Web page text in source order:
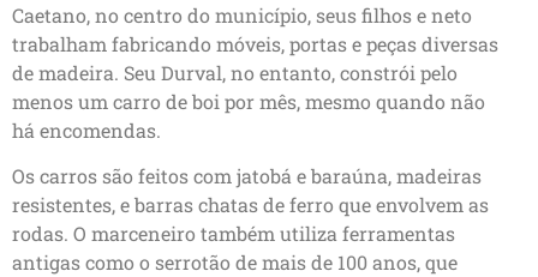
Caetano, no centro do município, seus filhos e neto
trabalham fabricando móveis, portas e peças diversas
de madeira. Seu Durval, no entanto, constrói pelo
menos um carro de boi por mês, mesmo quando não
há encomendas.
Os carros são feitos com jatobá e baraúna, madeiras
resistentes, e barras chatas de ferro que envolvem as
rodas. O marceneiro também utiliza ferramentas
antigas como o serrotão de mais de 100 anos, que